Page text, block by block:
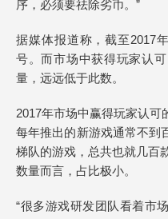
序，必须要祛除劣币。”
据媒体报道称，截至2017
号。而市场中获得玩家认
量，远远低于此数。
2017年市场中赢得玩家认
每年推出的新游戏通常不到
梯队的游戏，总共也就几百
数量而言，占比极小。
“很多游戏研发团队看着市